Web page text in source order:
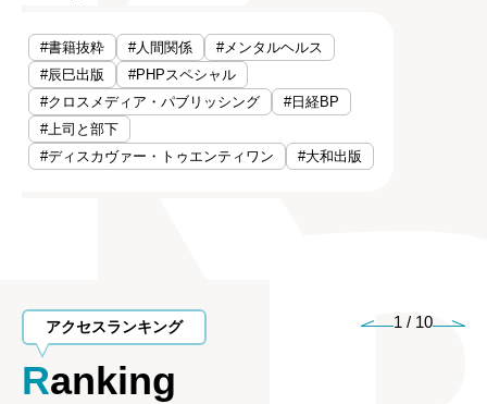
#書籍抜粋 #人間関係
#メンタルヘルス
#辰巳出版
#PHPスペシャル
#クロスメディア・パブリッシング
#日経BP
#上司と部下
#ディスカヴァー・トゥエンティワン
#大和出版
アクセスランキング
Ranking
1 / 10